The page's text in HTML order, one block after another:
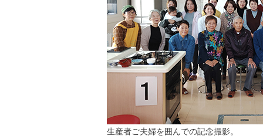
生産者ご夫婦を囲んでの記念撮影。